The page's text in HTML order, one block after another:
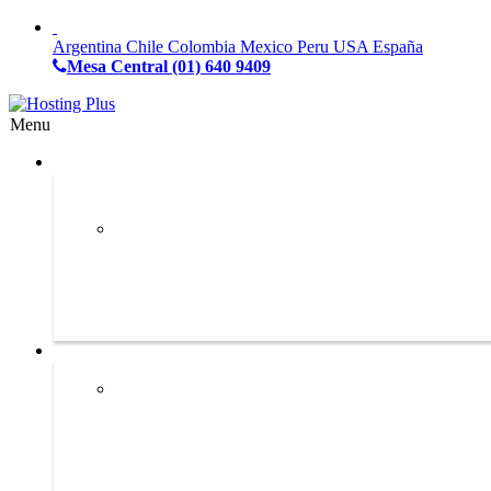
Argentina Chile Colombia Mexico Peru USA España
Mesa Central (01) 640 9409
Menu